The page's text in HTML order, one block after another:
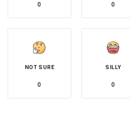
0 0
NOT SURE
0
SILLY
0